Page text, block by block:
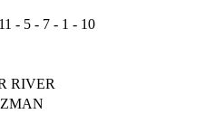
- 5 - 7 - 1 - 10
RIVER